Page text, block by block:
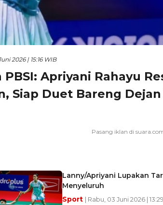
2026 | 15:16 WIB
PBSI: Apriyani Rahayu
Siap Duet Bareng
Lanny/Apriyani Lupakan
Menyeluruh
Sport | Rabu, 03 Juni 2026 |